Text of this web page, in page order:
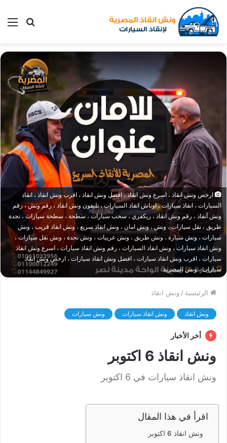
بحث
ارخص ونش انقاذ ، اسرع ونش انقاذ ، افضل ونش انقاذ ، اقرب ونش انقاذ ، انقاذ
السيارات ، انقاذ سيارات ، اوناش انقاذ السيارات ، تليفون ونش انقاذ ، رقم ونش ، رقم
ونش أنقاذ ، رقم ونش انقاذ ، ريكفري ، سحب سيارات ، سطحة ، سطحة سيارات ، نجدة
طريق ، نقل سيارات ، ونش ، ونش امان ، ونش انقاذ سريع ، ونش انقاذ قريب ، ونش
سيارات ، ونش سيارة ، ونش طريق ، ونش عربيات ، ونش نجدة ، ونش نقل سيارات ،
ونش انقاذ سيارات ، ونش انقاذ السيارات ، رقم ونش انقاذ سيارات ، اسرع ونش انقاذ
سيارات ، اقرب ونش انقاذ سيارات ، افضل ونش انقاذ سيارات ، ارخص ونش انقاذ
سيارات ، ونش المصرية
الرئيسية / ونش انقاذ
ونش انقاذ ونش انقاذ سيارات ونش سيارات
أخر الأخبار
ونش انقاذ 6 اكتوبر
ونش انقاذ سيارات في 6 اكتوبر
اقرأ في هذا المقال
ونش انقاذ 6 اكتوبر